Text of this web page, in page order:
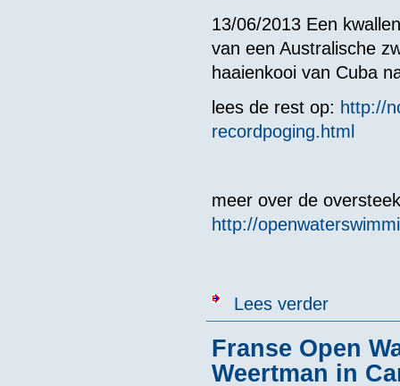
13/06/2013 Een
van een Australische
haaienkooi van Cuba
lees de rest op: http://
recordpoging.html
meer over de
http://
Lees verderover
Franse Open
Weertman in